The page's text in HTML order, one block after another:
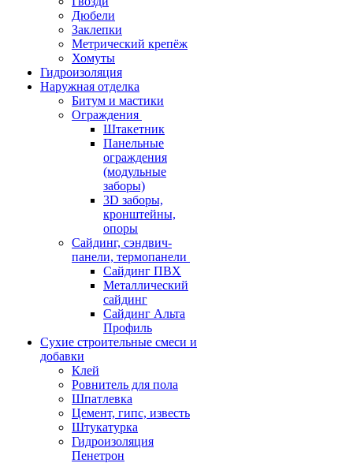
Дюбели
Заклепки
Метрический крепёж
Хомуты
Гидроизоляция
Наружная отделка
Битум и мастики
Ограждения
Штакетник
Панельные
ограждения
(модульные
заборы)
3D заборы,
кронштейны,
опоры
Cайдинг, сэндвич-
панели, термопанели
Сайдинг ПВХ
Металлический
сайдинг
Сайдинг Альта
Профиль
Сухие строительные смеси и
добавки
Клей
Ровнитель для пола
Шпатлевка
Цемент, гипс, известь
Штукатурка
Гидроизоляция
Пенетрон